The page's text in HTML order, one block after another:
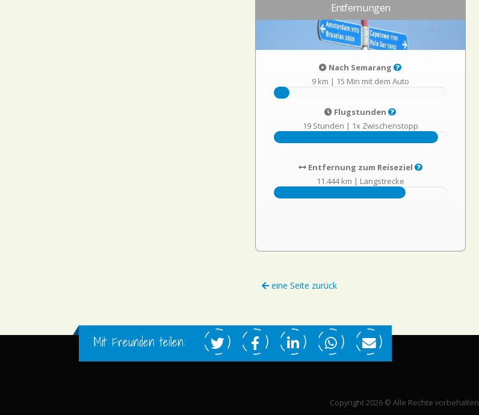
Entfernungen
Nach Semarang
9 km | 15 Min mit dem Auto
Flugstunden
19 Stunden | 1x Zwischenstopp
Entfernung zum Reiseziel
11.444 km | Langstrecke
eine Seite zurück
Mit Freunden teilen:
Copyright 2026 © Alle Rechte vorbehalten